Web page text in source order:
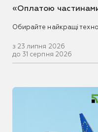
«Оплатою
Обирайте найкращі
з 23 липня 2026
до 31 серпня 2026